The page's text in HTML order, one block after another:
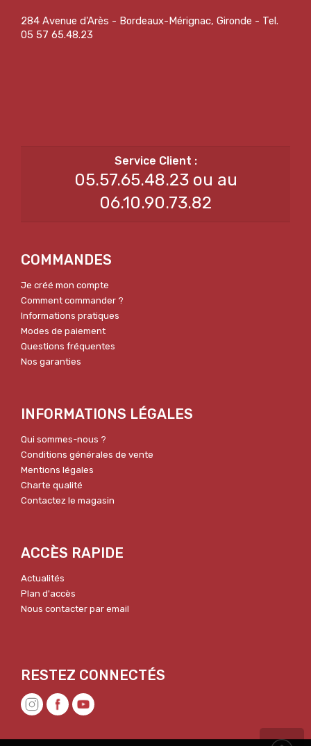
284 Avenue d'Arès - Bordeaux-Mérignac, Gironde - Tel.
05 57 65.48.23
05.57.65.48.23 ou au
06.10.90.73.82
COMMANDES
Je créé mon compte
Comment commander ?
Informations pratiques
Modes de paiement
Questions fréquentes
Nos garanties
INFORMATIONS LÉGALES
Qui sommes-nous ?
Conditions générales de vente
Mentions légales
Charte qualité
Contactez le magasin
ACCÈS RAPIDE
Actualités
Plan d'accès
Nous contacter par email